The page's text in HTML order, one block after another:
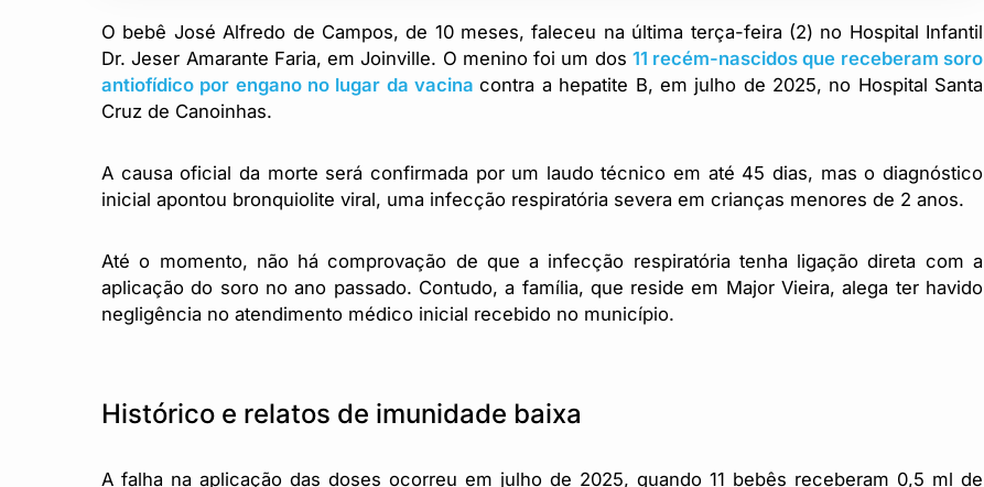
O bebê José Alfredo de Campos, de 10 meses, faleceu na última terça-feira (2) no Hospital Infantil
Dr. Jeser Amarante Faria, em Joinville. O menino foi um dos 11 recém-nascidos que receberam soro
antiofídico por engano no lugar da vacinacontra a hepatite B, em julho de 2025, no Hospital Santa
Cruz de Canoinhas.
A causa oficial da morte será confirmada por um laudo técnico em até 45 dias, mas o diagnóstico
inicial apontou bronquiolite viral, uma infecção respiratória severa em crianças menores de 2 anos.
Até o momento, não há comprovação de que a infecção respiratória tenha ligação direta com a
aplicação do soro no ano passado. Contudo, a família, que reside em Major Vieira, alega ter havido
negligência no atendimento médico inicial recebido no município.
Histórico e relatos de imunidade baixa
A falha na aplicação das doses ocorreu em julho de 2025, quando 11 bebês receberam 0,5 ml de